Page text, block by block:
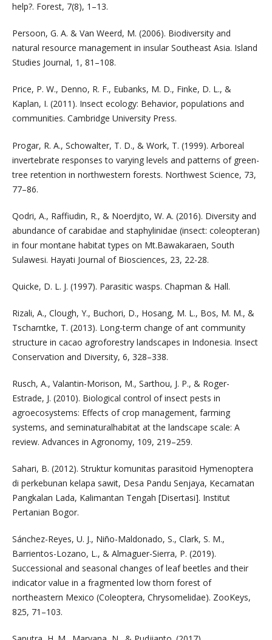
help?. Forest, 7(8), 1–13.
Persoon, G. A. & Van Weerd, M. (2006). Biodiversity and
natural resource management in insular Southeast Asia. Island
Studies Journal, 1, 81–108.
Price, P. W., Denno, R. F., Eubanks, M. D., Finke, D. L., &
Kaplan, I. (2011). Insect ecology: Behavior, populations and
communities. Cambridge University Press.
Progar, R. A., Schowalter, T. D., & Work, T. (1999). Arboreal
invertebrate responses to varying levels and patterns of green-
tree retention in northwestern forests. Northwest Science, 73,
77–86.
Qodri, A., Raffiudin, R., & Noerdjito, W. A. (2016). Diversity and
abundance of carabidae and staphylinidae (insect: coleopteran)
in four montane habitat types on Mt.Bawakaraen, South
Sulawesi. Hayati Journal of Biosciences, 23, 22-28.
Quicke, D. L. J. (1997). Parasitic wasps. Chapman & Hall.
Rizali, A., Clough, Y., Buchori, D., Hosang, M. L., Bos, M. M., &
Tscharntke, T. (2013). Long-term change of ant community
structure in cacao agroforestry landscapes in Indonesia. Insect
Conservation and Diversity, 6, 328–338.
Rusch, A., Valantin-Morison, M., Sarthou, J. P., & Roger-
Estrade, J. (2010). Biological control of insect pests in
agroecosystems: Effects of crop management, farming
systems, and seminaturalhabitat at the landscape scale: A
review. Advances in Agronomy, 109, 219–259.
Sahari, B. (2012). Struktur komunitas parasitoid Hymenoptera
di perkebunan kelapa sawit, Desa Pandu Senjaya, Kecamatan
Pangkalan Lada, Kalimantan Tengah [Disertasi]. Institut
Pertanian Bogor.
Sánchez-Reyes, U. J., Niño-Maldonado, S., Clark, S. M.,
Barrientos-Lozano, L., & Almaguer-Sierra, P. (2019).
Successional and seasonal changes of leaf beetles and their
indicator value in a fragmented low thorn forest of
northeastern Mexico (Coleoptera, Chrysomelidae). ZooKeys,
825, 71–103.